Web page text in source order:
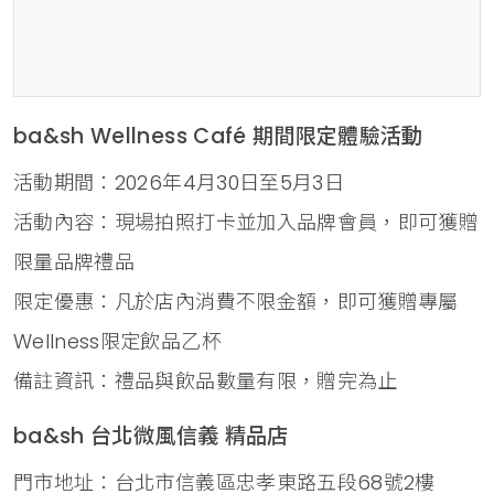
ba&sh Wellness Café 期間限定體驗活動
活動期間：2026年4月30日至5月3日
活動內容：現場拍照打卡並加入品牌會員，即可獲贈
限量品牌禮品
限定優惠：凡於店內消費不限金額，即可獲贈專屬
Wellness限定飲品乙杯
備註資訊：禮品與飲品數量有限，贈完為止
ba&sh 台北微風信義 精品店
門市地址：台北市信義區忠孝東路五段68號2樓